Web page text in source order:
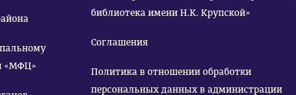
«МФЦ»
библиотека имени Н.К. Крупской»
Соглашения
Политика в отношении обработки
персональных данных в администрации